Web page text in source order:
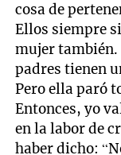
cosa de
Ellos siempre
mujer también.
padres tienen
Pero ella paró
Entonces, yo
en la labor de
haber dicho: